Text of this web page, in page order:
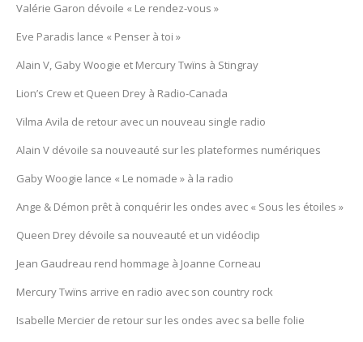
Valérie Garon dévoile « Le rendez-vous »
Eve Paradis lance « Penser à toi »
Alain V, Gaby Woogie et Mercury Twïns à Stingray
Lion’s Crew et Queen Drey à Radio-Canada
Vilma Avila de retour avec un nouveau single radio
Alain V dévoile sa nouveauté sur les plateformes numériques
Gaby Woogie lance « Le nomade » à la radio
Ange & Démon prêt à conquérir les ondes avec « Sous les étoiles »
Queen Drey dévoile sa nouveauté et un vidéoclip
Jean Gaudreau rend hommage à Joanne Corneau
Mercury Twïns arrive en radio avec son country rock
Isabelle Mercier de retour sur les ondes avec sa belle folie